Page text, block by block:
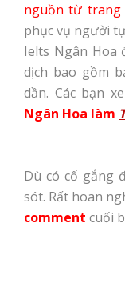
nguồn từ trang
phục vụ người
Ielts Ngân Hoa
dịch bao gồm
dần. Các bạn
Ngân Hoa làm
Dù có cố gắng
sót. Rất hoan
comment cuối